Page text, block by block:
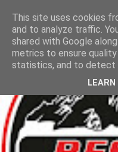
This site uses cookies
and to analyze traffic.
shared with Google
metrics to ensure
statistics, and to detect